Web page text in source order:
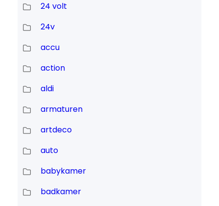
24 volt
24v
accu
action
aldi
armaturen
artdeco
auto
babykamer
badkamer